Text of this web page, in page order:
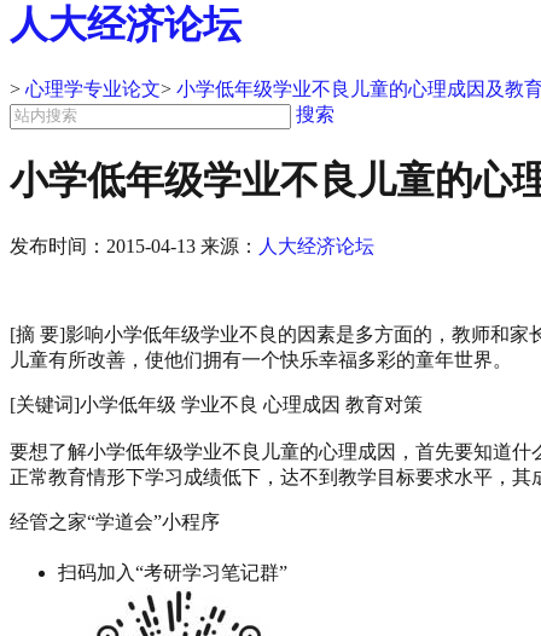
人大经济论坛
> 心理学专业论文> 小学低年级学业不良儿童的心理成因及教
搜索
小学低年级学业不良儿童的心
发布时间： 2015-04-13 来源： 人大经济论坛
[摘 要]影响小学低年级学业不良的因素是多方面的，教师和
儿童有所改善，使他们拥有一个快乐幸福多彩的童年世界。
[关键词]小学低年级 学业不良 心理成因 教育对策
要想了解小学低年级学业不良儿童的心理成因，首先要知道
正常教育情形下学习成绩低下，达不到教学目标要求水平，
经管之家“学道会”小程序
扫码加入“考研学习笔记群”